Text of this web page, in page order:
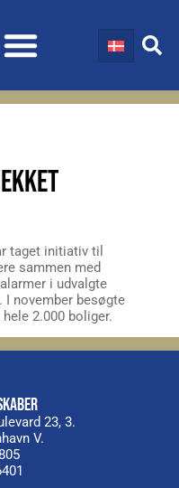
taget initiativ til
sammen med
i udvalgte
I november besøgte
2.000 boliger.
23, 3.
V.